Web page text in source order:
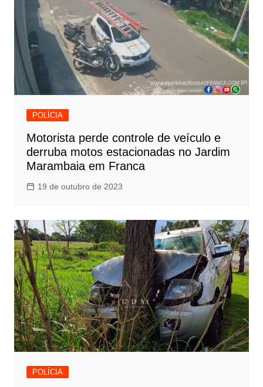
POLÍCIA
Motorista perde controle de veículo e
derruba motos estacionadas no Jardim
Marambaia em Franca
19 de outubro de 2023
POLÍCIA